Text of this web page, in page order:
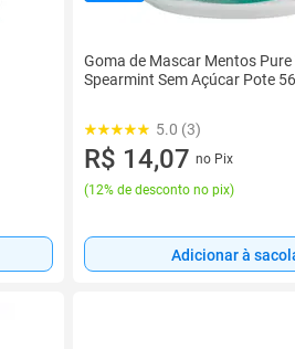
Goma de Mascar Mentos Pure
Spearmint Sem Açúcar Pote
5.0 (3)
R$ 14,07 no Pix
(12% de desconto no pix)
Adicionar à